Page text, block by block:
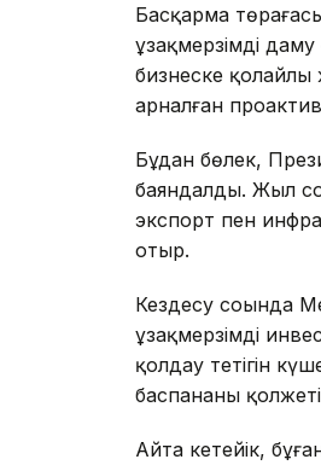
Басқарма
ұзақмерзімді
бизнеске
арналған
Бұдан бөлек,
баяндалды. Жыл
экспорт пен
отыр.
Кездесу соңында
ұзақмерзімді
қолдау тетігін
баспананың
Айта кетейік,